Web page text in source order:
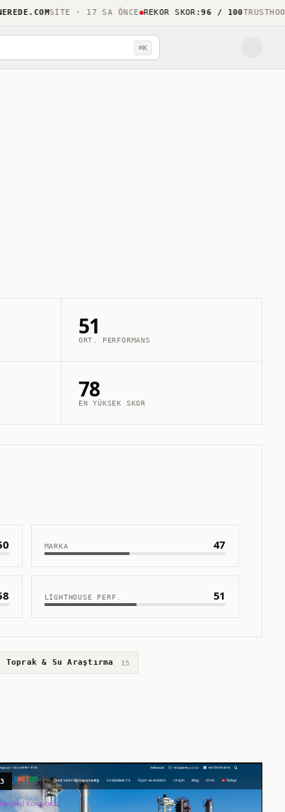
SITE · 17 SA ÖNCE REKOR SKOR:96 / 100 TRUSTHOOP
⌘K
51
ORT. PERFORMANS
78
EN YÜKSEK SKOR
MARKA 47
LIGHTHOUSE PERF. 51
Toprak & Su Araştırma 15